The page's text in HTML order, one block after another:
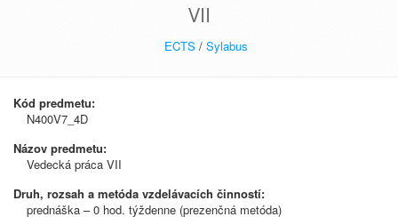
VII
ECTS / Sylabus
Kód predmetu:
N400V7_4D
Názov predmetu:
Vedecká práca VII
Druh, rozsah a metóda vzdelávacích činností:
prednáška – 0 hod. týždenne (prezenčná metóda)